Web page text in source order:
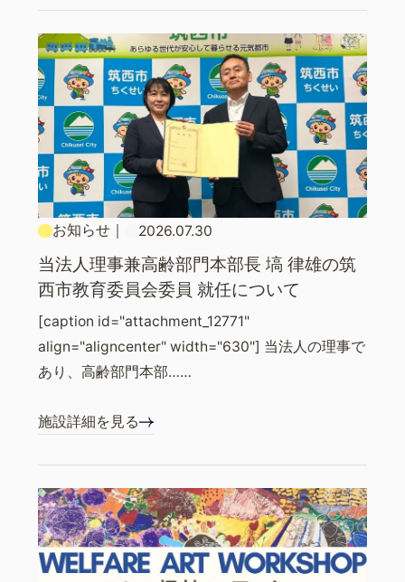
お知らせ｜ 2026.07.30
当法人理事兼高齢部門本部長 塙 律雄の筑
西市教育委員会委員 就任について
[caption id="attachment_12771"
align="aligncenter" width="630"] 当法人の理事で
あり、高齢部門本部……
施設詳細を見る